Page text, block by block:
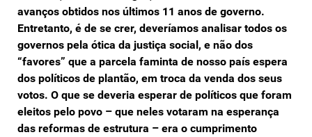
avanços obtidos nos últimos 11 anos de governo.
Entretanto, é de se crer, deveríamos analisar todos os
governos pela ótica da justiça social, e não dos
“favores” que a parcela faminta de nosso país espera
dos políticos de plantão, em troca da venda dos seus
votos. O que se deveria esperar de políticos que foram
eleitos pelo povo – que neles votaram na esperança
das reformas de estrutura – era o cumprimento